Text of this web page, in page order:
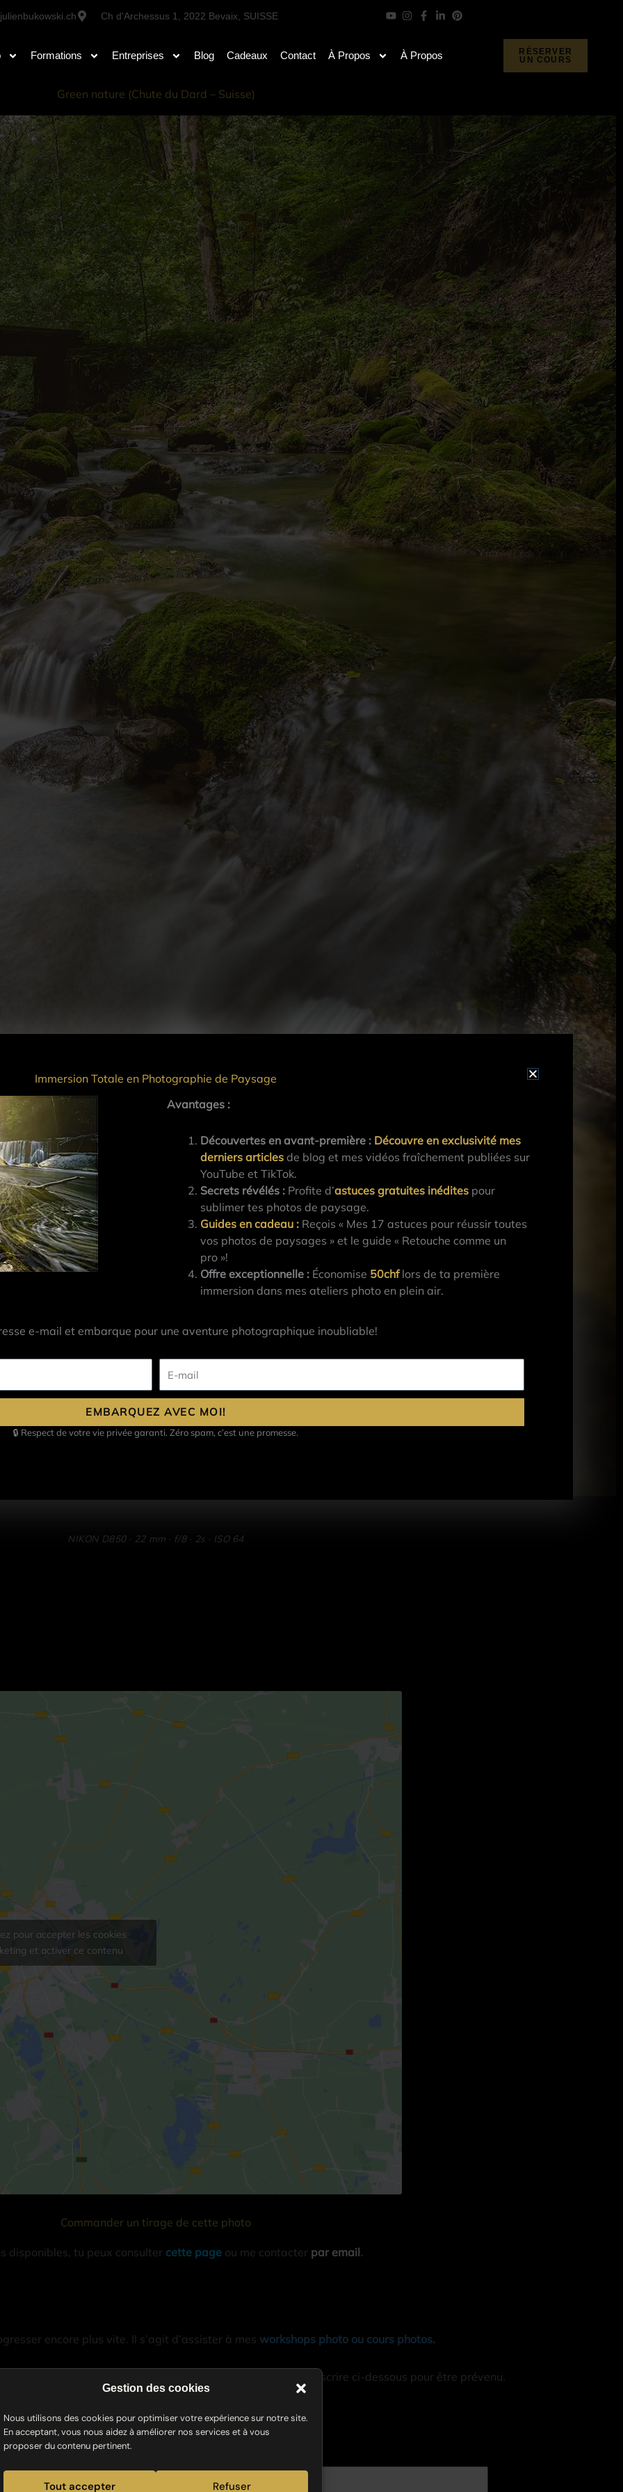
Gestion des cookies
Nous utilisons des cookies pour optimiser votre expérience sur notre site.
En acceptant, vous nous aidez à améliorer nos services et à vous
proposer du contenu pertinent.
Tout accepter Refuser
Ch d'Archessus 1, 2022 Bevaix, SUISSE
Formations Entreprises Blog Cadeaux Contact À Propos À Propos
RÉSERVER
UN COURS
Green nature (Chute du Dard – Suisse)
NIKON D850 · 22 mm · f/8 · 2s · ISO 64
pour accepter les cookies
et activer ce contenu
Commander un tirage de cette photo
disponibles, tu peux consulter cette page ou me contacter par email.
encore plus vite. Il s’agit d’assister à mes workshops photo ou cours photos.
photo ou quand j’ajoute de nouvelles dates, tu peux t’inscrire ci-dessous pour être prévenu.
E-
Immersion Totale en Photographie de Paysage
Avantages :
Découvertes en avant-première : Découvre en exclusivité mes
derniers articles de blog et mes vidéos fraîchement publiées sur
YouTube et TikTok.
Secrets révélés : Profite d’astuces gratuites inédites pour
sublimer tes photos de paysage.
Guides en cadeau : Reçois « Mes 17 astuces pour réussir toutes
vos photos de paysages » et le guide « Retouche comme un
pro »!
Offre exceptionnelle : Économise 50chflors de ta première
immersion dans mes ateliers photo en plein air.
e-mail et embarque pour une aventure photographique inoubliable!
mail
EMBARQUEZ AVEC MOI!
🔒 Respect de votre vie privée garanti. Zéro spam, c’est une promesse.